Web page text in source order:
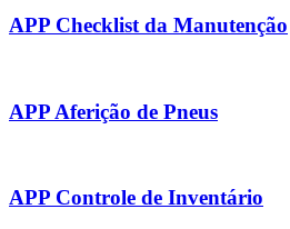
APP Checklist da Manutenção
APP Aferição de Pneus
APP Controle de Inventário